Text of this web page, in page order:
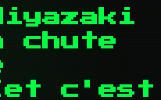
chute
c'est